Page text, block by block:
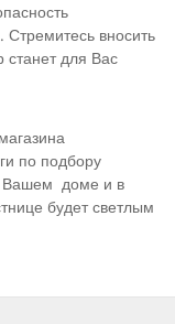
Стремитесь вносить
для Вас
по подбору
Вашем доме и в
будет светлым